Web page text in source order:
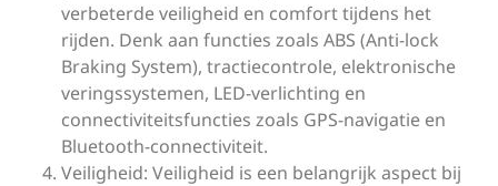
verbeterde veiligheid en comfort tijdens het
rijden. Denk aan functies zoals ABS (Anti-lock
Braking System), tractiecontrole, elektronische
veringssystemen, LED-verlichting en
connectiviteitsfuncties zoals GPS-navigatie en
Bluetooth-connectiviteit.
Veiligheid: Veiligheid is een belangrijk aspect bij